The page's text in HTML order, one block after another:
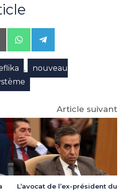
Share
on
WhatsApp
Share
on
Telegram
,
nouveau
Article suivant
L’avocat de l’ex-président du